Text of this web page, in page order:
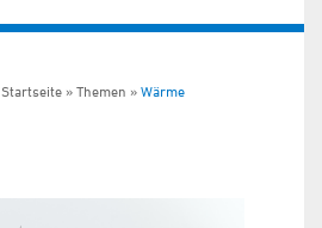
Startseite Themen Wärme